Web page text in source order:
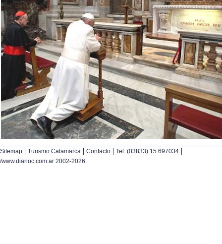
Sitemap | Turismo Catamarca | Contacto | Tel. (03833) 15 697034 |
/www.diarioc.com.ar 2002-2026